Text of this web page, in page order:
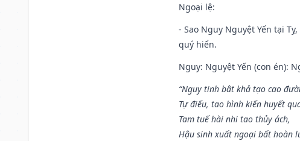
Ngoại lệ:
- Sao Nguy Nguyệt Yến tại
quý hiển.
Nguy: Nguyệt Yến (con én):
“Nguy tinh bât khả tạo cao
Tự điếu, tao hình kiến huyết
Tam tuế hài nhi tao thủy ách,
Hậu sinh xuất ngoại bất hoàn